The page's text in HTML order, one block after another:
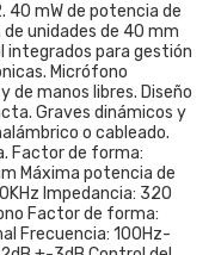
mW de potencia de
unidades de 40 mm
integrados para gestión
Micrófono
de manos libres. Diseño
Graves dinámicos y
o cableado.
Factor de forma:
Máxima potencia de
Impedancia: 32O
Factor de forma:
Frecuencia: 100Hz-